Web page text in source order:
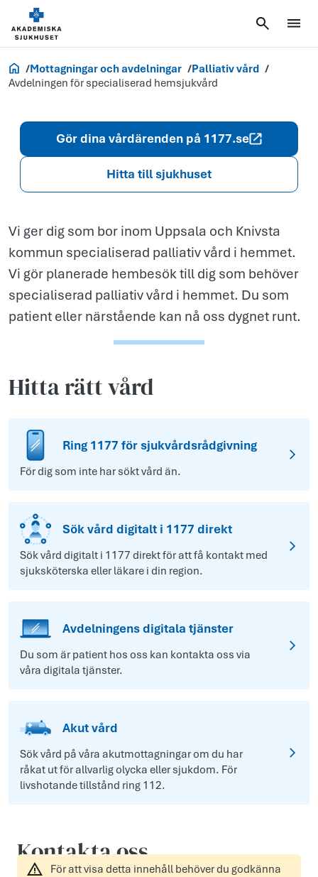
Akademiska.se
Mottagningar och avdelningar
Palliativ vård
Avdelningen för specialiserad hemsjukvård
specialiserad
hemsjukvård
Gör dina vårdärenden på 1177.se
Hitta till sjukhuset
Vi ger dig som bor inom Uppsala och Knivsta
kommun specialiserad palliativ vård i hemmet.
Vi gör planerade hembesök till dig som behöver
specialiserad palliativ vård i hemmet. Du som
patient eller närstående kan nå oss dygnet runt.
Hitta rätt vård
Ring 1177 för sjukvårdsrådgivning
För dig som inte har sökt vård än.
Sök vård digitalt i 1177 direkt
Sök vård digitalt i 1177 direkt för att få kontakt med
sjuksköterska eller läkare i din region.
Avdelningens digitala tjänster
Du som är patient hos oss kan kontakta oss via
våra digitala tjänster.
Akut vård
Sök vård på våra akutmottagningar om du har
råkat ut för allvarlig olycka eller sjukdom. För
livshotande tillstånd ring 112.
Kontakta oss
För att visa detta innehåll behöver du godkänna